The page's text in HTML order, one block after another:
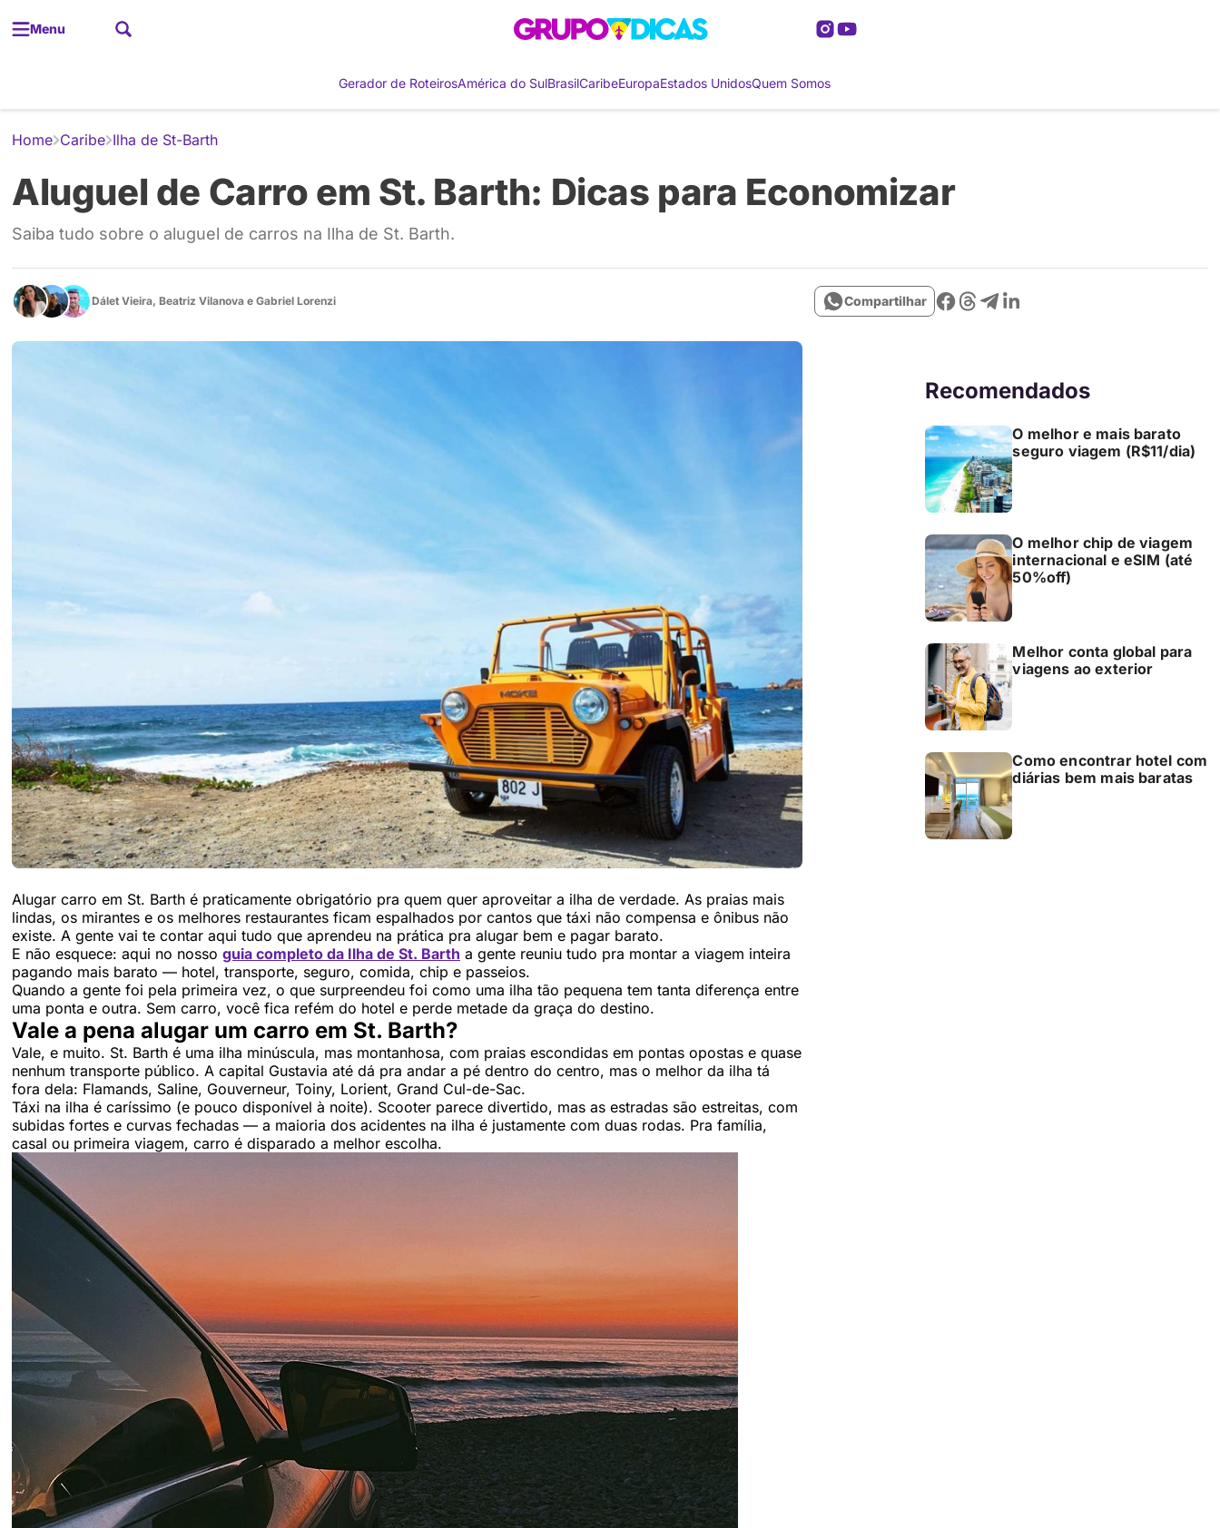
Menu
Gerador de RoteirosAmérica do SulBrasilCaribeEuropaEstados UnidosQuem Somos
Home Caribe Ilha de St-Barth
Aluguel de Carro em St. Barth: Dicas para Economizar
Saiba tudo sobre o aluguel de carros na Ilha de St. Barth.
Dálet Vieira, Beatriz Vilanova e Gabriel Lorenzi Compartilhar
Alugar carro em St. Barth é praticamente obrigatório pra quem quer aproveitar a ilha de verdade. As praias mais
lindas, os mirantes e os melhores restaurantes ficam espalhados por cantos que táxi não compensa e ônibus não
existe. A gente vai te contar aqui tudo que aprendeu na prática pra alugar bem e pagar barato.
E não esquece: aqui no nosso guia completo da Ilha de St. Barth a gente reuniu tudo pra montar a viagem inteira
pagando mais barato — hotel, transporte, seguro, comida, chip e passeios.
Quando a gente foi pela primeira vez, o que surpreendeu foi como uma ilha tão pequena tem tanta diferença entre
uma ponta e outra. Sem carro, você fica refém do hotel e perde metade da graça do destino.
Vale a pena alugar um carro em St. Barth?
Vale, e muito. St. Barth é uma ilha minúscula, mas montanhosa, com praias escondidas em pontas opostas e quase
nenhum transporte público. A capital Gustavia até dá pra andar a pé dentro do centro, mas o melhor da ilha tá
fora dela: Flamands, Saline, Gouverneur, Toiny, Lorient, Grand Cul-de-Sac.
Táxi na ilha é caríssimo (e pouco disponível à noite). Scooter parece divertido, mas as estradas são estreitas, com
subidas fortes e curvas fechadas — a maioria dos acidentes na ilha é justamente com duas rodas. Pra família,
casal ou primeira viagem, carro é disparado a melhor escolha.
Recomendados
O melhor e mais barato
seguro viagem (R$11/dia)
O melhor chip de viagem
internacional e eSIM (até
50%off)
Melhor conta global para
viagens ao exterior
Como encontrar hotel com
diárias bem mais baratas